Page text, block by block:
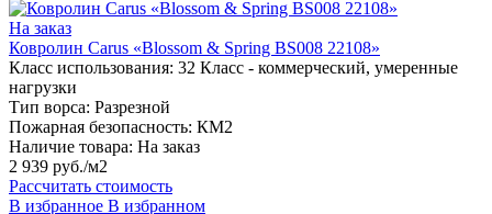
На заказ
Ковролин Carus «Blossom & Spring BS008 22108»
Класс использования: 32 Класс - коммерческий, умеренные
нагрузки
Тип ворса: Разрезной
Пожарная безопасность: КМ2
Наличие товара: На заказ
2 939 руб./м2
Рассчитать стоимость
В избранное В избранном